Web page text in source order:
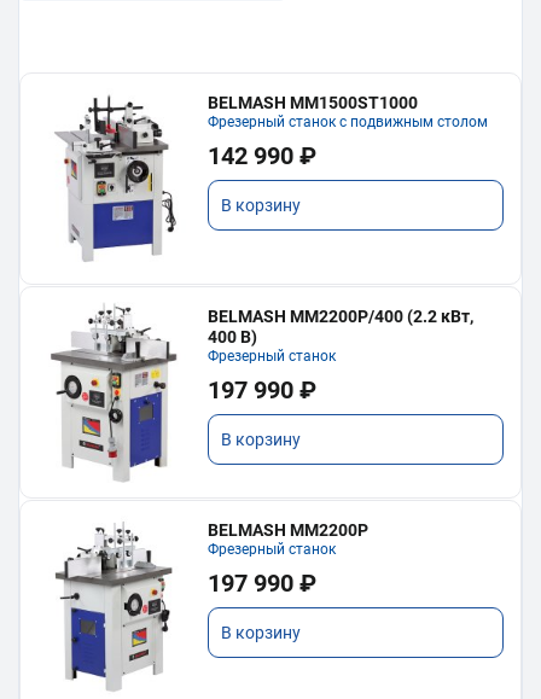
BELMASH MM1500ST1000
Фрезерный станок с подвижным столом
142 990 ₽
В корзину
BELMASH MM2200P/400 (2.2 кВт,
400 В)
Фрезерный станок
197 990 ₽
В корзину
BELMASH MM2200P
Фрезерный станок
197 990 ₽
В корзину